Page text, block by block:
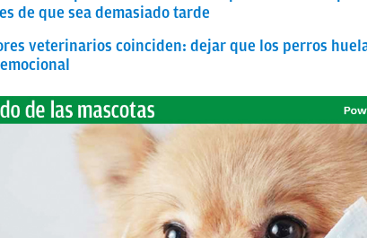
de que sea demasiado tarde
veterinarios coinciden: dejar que los perros